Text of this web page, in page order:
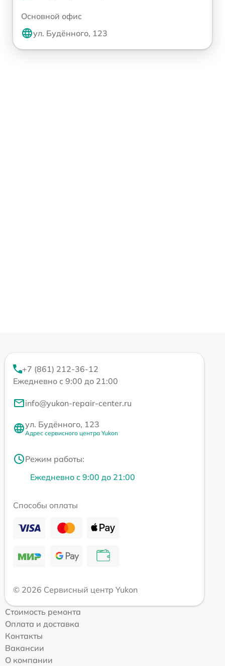
Основной офис
ул. Будённого, 123
+7 (861) 212-36-12
Ежедневно с 9:00 до 21:00
info@yukon-repair-center.ru
ул. Будённого, 123
Адрес сервисного центра Yukon
Режим работы:
Ежедневно с 9:00 до 21:00
Способы оплаты
© 2026 Сервисный центр Yukon
Стоимость ремонта
Оплата и доставка
Контакты
Вакансии
О компании